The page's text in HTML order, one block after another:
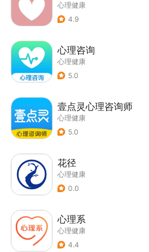
心理健康
4.9
心理咨询
心理健康
5.0
壹点灵心理咨询师
心理健康
5.0
花径
心理健康
0.0
心理系
心理健康
4.4